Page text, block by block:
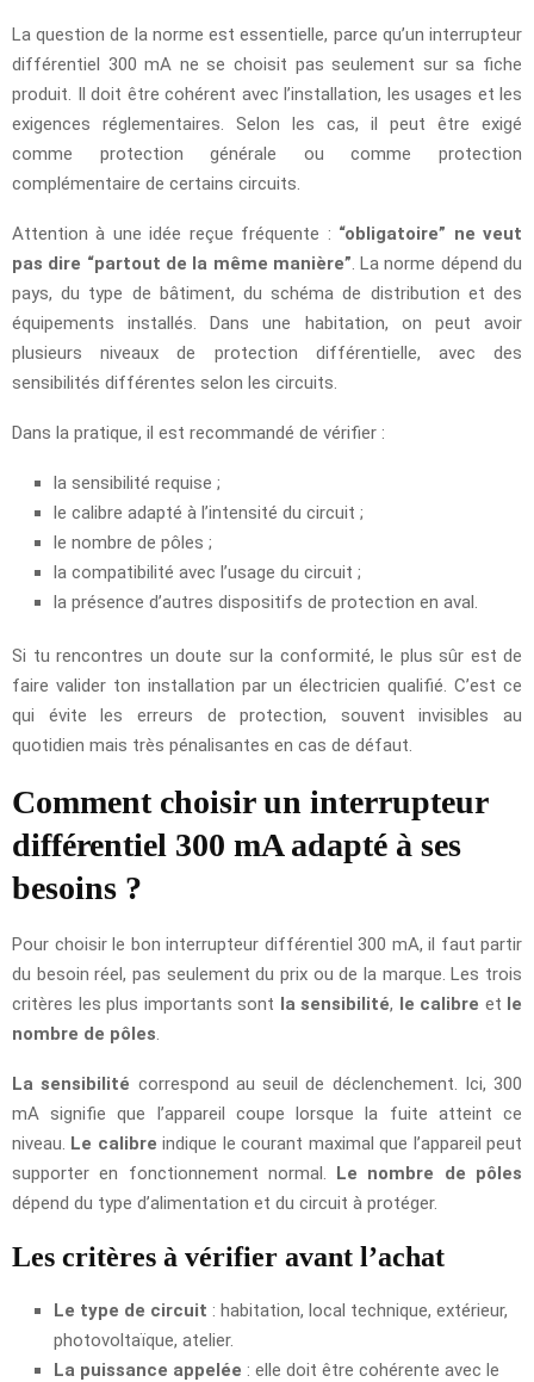
La question de la norme est essentielle, parce qu’un interrupteur
différentiel 300 mA ne se choisit pas seulement sur sa fiche
produit. Il doit être cohérent avec l’installation, les usages et les
exigences réglementaires. Selon les cas, il peut être exigé
comme protection générale ou comme protection
complémentaire de certains circuits.
Attention à une idée reçue fréquente : “obligatoire” ne veut
pas dire “partout de la même manière” . La norme dépend du
pays, du type de bâtiment, du schéma de distribution et des
équipements installés. Dans une habitation, on peut avoir
plusieurs niveaux de protection différentielle, avec des
sensibilités différentes selon les circuits.
Dans la pratique, il est recommandé de vérifier :
la sensibilité requise ;
le calibre adapté à l’intensité du circuit ;
le nombre de pôles ;
la compatibilité avec l’usage du circuit ;
la présence d’autres dispositifs de protection en aval.
Si tu rencontres un doute sur la conformité, le plus sûr est de
faire valider ton installation par un électricien qualifié. C’est ce
qui évite les erreurs de protection, souvent invisibles au
quotidien mais très pénalisantes en cas de défaut.
Comment choisir un interrupteur
différentiel 300 mA adapté à ses
besoins ?
Pour choisir le bon interrupteur différentiel 300 mA, il faut partir
du besoin réel, pas seulement du prix ou de la marque. Les trois
critères les plus importants sont la sensibilité, le calibre et le
nombre de pôles
La sensibilité correspond au seuil de déclenchement. Ici, 300
mA signifie que l’appareil coupe lorsque la fuite atteint ce
niveau. Le calibre indique le courant maximal que l’appareil peut
supporter en fonctionnement normal. Le nombre de pôles
dépend du type d’alimentation et du circuit à protéger.
Les critères à vérifier avant l’achat
Le type de circuit : habitation, local technique, extérieur,
photovoltaïque, atelier.
La puissance appelée : elle doit être cohérente avec le